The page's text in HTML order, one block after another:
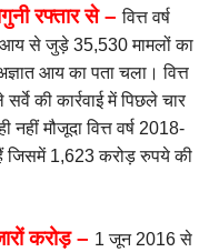
रफ्तार से –वित्त वर्ष
से जुड़े 35,530 मामलों का
आय का पता चला। वित्त
की कार्रवाई में पिछले चार
नहीं मौजूदा वित्त वर्ष 2018-
जिसमें 1,623 करोड़ रुपये की
करोड़ – 1 जून 2016 से